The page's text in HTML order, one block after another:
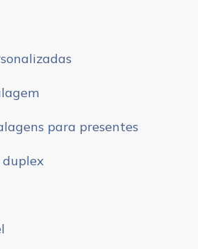
para presentes